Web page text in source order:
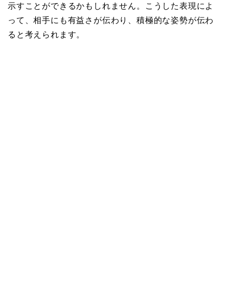
示すことができるかもしれません。こうした表現によ
って、相手にも有益さが伝わり、積極的な姿勢が伝わ
ると考えられます。